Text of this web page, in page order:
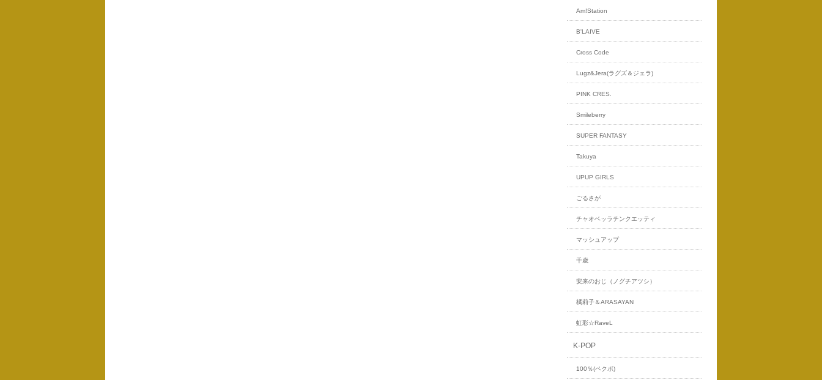
Am!Station
B'LAIVE
Cross Code
Lugz&Jera(ラグズ＆ジェラ)
PINK CRES.
Smileberry
SUPER FANTASY
Takuya
UPUP GIRLS
ごるさが
チャオベッラチンクエッティ
マッシュアップ
千歳
安来のおじ（ノグチアツシ）
橘莉子＆ARASAYAN
虹彩☆RaveL
K-POP
100％(ペクポ)